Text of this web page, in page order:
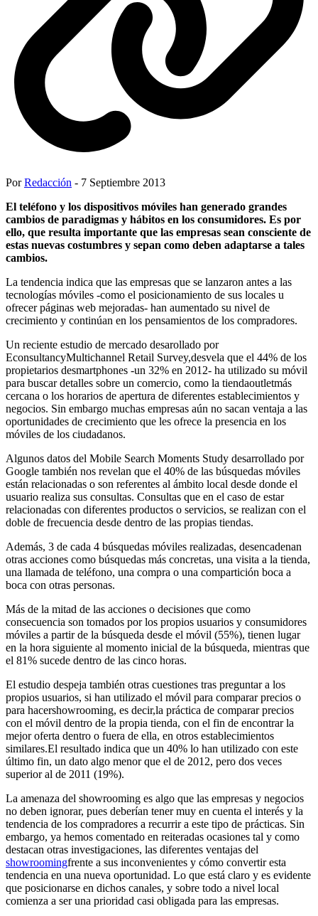
PorRedacción - 7 Septiembre 2013
El teléfono y los dispositivos móviles han generado grandes
cambios de paradigmas y hábitos en los consumidores. Es por
ello, que resulta importante que las empresas sean consciente de
estas nuevas costumbres y sepan como deben adaptarse a tales
cambios.
La tendencia indica que las empresas que se lanzaron antes a las
tecnologías móviles -como el posicionamiento de sus locales u
ofrecer páginas web mejoradas- han aumentado su nivel de
crecimiento y continúan en los pensamientos de los compradores.
Un reciente estudio de mercado desarollado por
EconsultancyMultichannel Retail Survey,desvela que el 44% de los
propietarios desmartphones -un 32% en 2012- ha utilizado su móvil
para buscar detalles sobre un comercio, como la tiendaoutletmás
cercana o los horarios de apertura de diferentes establecimientos y
negocios. Sin embargo muchas empresas aún no sacan ventaja a las
oportunidades de crecimiento que les ofrece la presencia en los
móviles de los ciudadanos.
Algunos datos del Mobile Search Moments Study desarrollado por
Google también nos revelan que el 40% de las búsquedas móviles
están relacionadas o son referentes al ámbito local desde donde el
usuario realiza sus consultas. Consultas que en el caso de estar
relacionadas con diferentes productos o servicios, se realizan con el
doble de frecuencia desde dentro de las propias tiendas.
Además, 3 de cada 4 búsquedas móviles realizadas, desencadenan
otras acciones como búsquedas más concretas, una visita a la tienda,
una llamada de teléfono, una compra o una compartición boca a
boca con otras personas.
Más de la mitad de las acciones o decisiones que como
consecuencia son tomados por los propios usuarios y consumidores
móviles a partir de la búsqueda desde el móvil (55%), tienen lugar
en la hora siguiente al momento inicial de la búsqueda, mientras que
el 81% sucede dentro de las cinco horas.
El estudio despeja también otras cuestiones tras preguntar a los
propios usuarios, si han utilizado el móvil para comparar precios o
para hacershowrooming, es decir,la práctica de comparar precios
con el móvil dentro de la propia tienda, con el fin de encontrar la
mejor oferta dentro o fuera de ella, en otros establecimientos
similares.El resultado indica que un 40% lo han utilizado con este
último fin, un dato algo menor que el de 2012, pero dos veces
superior al de 2011 (19%).
La amenaza del showrooming es algo que las empresas y negocios
no deben ignorar, pues deberían tener muy en cuenta el interés y la
tendencia de los compradores a recurrir a este tipo de prácticas. Sin
embargo, ya hemos comentado en reiteradas ocasiones tal y como
destacan otras investigaciones, las diferentes ventajas del
showroomingfrente a sus inconvenientes y cómo convertir esta
tendencia en una nueva oportunidad. Lo que está claro y es evidente
que posicionarse en dichos canales, y sobre todo a nivel local
comienza a ser una prioridad casi obligada para las empresas.